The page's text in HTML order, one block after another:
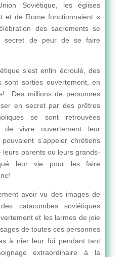
Soviétique, les églises
et de Rome fonctionnaient «
des sacrements se
secret de peur de se faire
s’est enfin écroulé, des
sont sorties ouvertement, en
Des millions de personnes
en secret par des prêtres
se sont retrouvées
de vivre ouvertement leur
s’appeler chrétiens
leurs parents ou leurs grands-
leur vie pour les faire
avoir vu des images de
catacombes soviétiques
et les larmes de joie
de toutes ces personnes
à nier leur foi pendant tant
extraordinaire à la